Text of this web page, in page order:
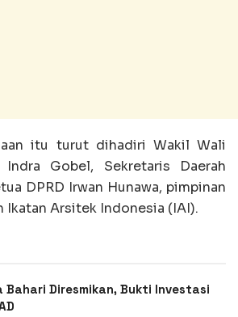
itu turut dihadiri Wakil Wali
Gobel, Sekretaris Daerah
DPRD Irwan Hunawa, pimpinan
Ikatan Arsitek Indonesia (IAI).
Bahari Diresmikan, Bukti Investasi